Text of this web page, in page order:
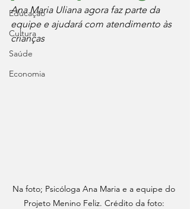
Educação
Cultura
Saúde
Economia
Ana Maria Uliana agora faz parte da
equipe e ajudará com atendimento às
crianças
Na foto; Psicóloga Ana Maria e a equipe do
Projeto Menino Feliz. Crédito da foto: